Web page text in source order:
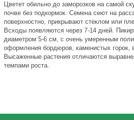
Цветет обильно до заморозков на самой
почве без подкормок. Семена сеют на
поверхностно, прикрывают стеклом или
Всходы появляются через 7-14 дней.
диаметром 5-6 см, с очень умеренным
оформления бордюров, каменистых горок,
Высаженные растения отличаются
темпами роста.